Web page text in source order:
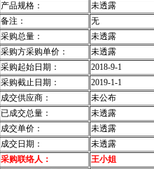
产品规格：
未透露
备注：
无
采购总量：
未透露
采购方采购单价：
未透露
采购起始日期：
2018-9-1
采购截止日期：
2019-1-1
成交供应商：
未公布
已成交总量：
未透露
成交单价：
未透露
成交日期：
未透露
采购联络人：
王小姐